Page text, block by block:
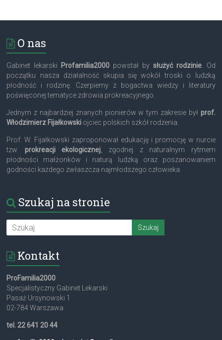
O nas
Gabinet lekarski Profamilia2000 powstał by służyć rodzinie. Od
początku nasza działalność skupia się wokół troski o ludzką
płodność i rodzinę. Czerpiemy z bogactwa wiedzy i literatury
poświęconej tematyce zdrowia prokreacyjnego.
Jednym z najbardziej znanych pionierów w tym zakresie był prof.
Włodzimierz Fijałkowski ojciec polskich szkół rodzenia.
Prof. W. Fijałkowski zaproponował edukację i promocję w nurcie
tzw. prokreacji ekologicznej , zgodnej z naturalnym rytmem
płodności małżonków i naturą ludzką oraz poszanowaniem
godności każdego zwłaszcza najmłodszego człowieka.
Szukaj na stronie
Kontakt
ProFamilia2000
Specjalistyczny Gabinet Lekarski
Pasaż Ursynowski 1
02-784 Warszawa
tel. 22 641 20 44